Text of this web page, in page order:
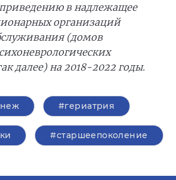
в надлежащее
организаций
(домов
далее) на 2018-2022 годы.
#гериатрия
#старшеепоколение